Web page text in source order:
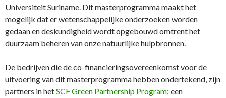
Universiteit Suriname. Dit masterprogramma maakt het
mogelijk dat er wetenschappelijke onderzoeken worden
gedaan en deskundigheid wordt opgebouwd omtrent het
duurzaam beheren van onze natuurlijke hulpbronnen.
De bedrijven die de co-financieringsovereenkomst voor de
uitvoering van dit masterprogramma hebben ondertekend, zijn
partners in hetSCF Green Partnership Program; een